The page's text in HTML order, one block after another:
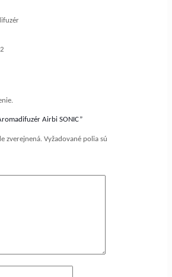
Airbi SONIC”
zverejnená. Vyžadované polia sú